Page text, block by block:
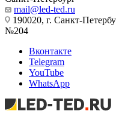
mail@led-ted.ru
190020, г. Санкт-
№204
Вконтакте
Telegram
YouTube
WhatsApp